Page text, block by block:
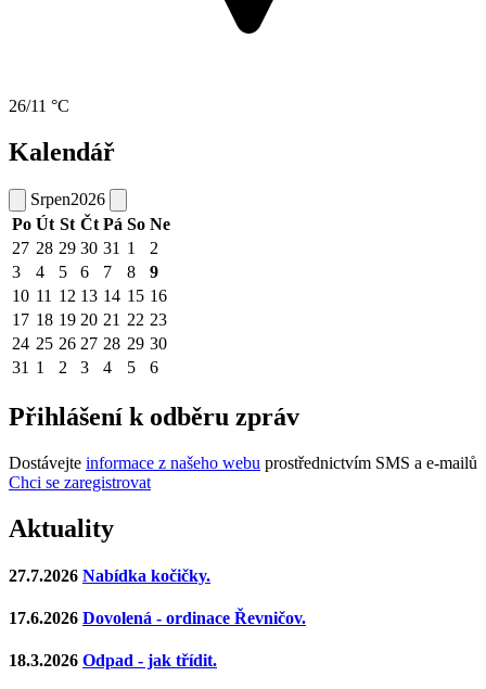
26/11 °C
Kalendář
Srpen2026
Po Út St Čt Pá So Ne
27 28 29 30 31 1
2
3
4 5 6 7 8
9
10 11 12 13 14 15 16
17 18 19 20 21 22 23
24 25 26 27 28 29 30
31 1 2 3 4 5 6
Přihlášení k odběru zpráv
Dostávejte informace z našeho webu prostřednictvím SMS a e-mailů
Chci se zaregistrovat
Aktuality
27.7.2026 Nabídka kočičky.
17.6.2026 Dovolená - ordinace Řevničov.
18.3.2026 Odpad - jak třídit.